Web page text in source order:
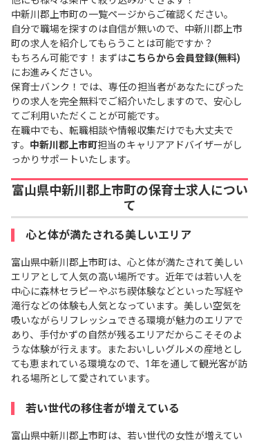
中新川郡上市町の一覧ページからご確認ください。
自分で職場を探すのは自信が無いので、中新川郡上市
町の求人を紹介してもらうことは可能ですか？
もちろん可能です！まずはこちらから会員登録(無料)
にお進みください。
保育士バンク！では、専任の担当者があなたにぴった
りの求人を完全無料でご紹介いたしますので、安心し
てご利用いただくことが可能です。
在職中でも、転職相談や情報収集だけでも大丈夫で
す。 中新川郡上市町担当のキャリアアドバイザーがし
っかりサポートいたします。
富山県中新川郡上市町の保育士求人につい
て
心と体が満たされる美しいエリア
富山県中新川郡上市町は、心と体が満たされて美しい
エリアとして人気の高い場所です。近年では若い人を
中心に森林セラピーやぷち禊体験などといった写経や
滝行などの体験も人気となっています。美しい空気を
吸いながらリフレッシュできる環境が魅力のエリアで
あり、手付かずの自然が残るエリアだからこそそのよ
うな体験が行えます。またおいしいグルメの産地とし
ても恵まれている環境なので、1年を通して観光客が訪
れる場所として愛されています。
若い世代の移住者が増えている
富山県中新川郡上市町は、若い世代の女性が増えてい